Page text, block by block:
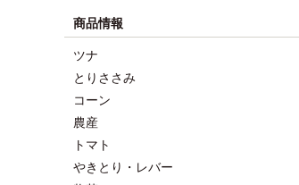
商品情報
ツナ
とりささみ
コーン
農産
トマト
やきとり・レバー